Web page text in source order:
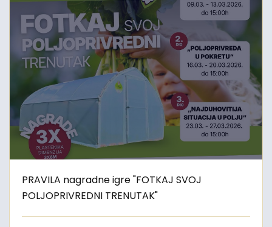
PRAVILA nagradne igre "FOTKAJ SVOJ
POLJOPRIVREDNI TRENUTAK"